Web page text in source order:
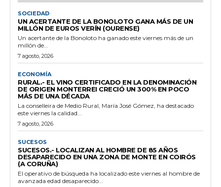
SOCIEDAD
UN ACERTANTE DE LA BONOLOTO GANA MÁS DE UN
MILLÓN DE EUROS VERÍN (OURENSE)
Un acertante de la Bonoloto ha ganado este viernes más de un
millón de...
7 agosto, 2026
ECONOMÍA
RURAL.- EL VINO CERTIFICADO EN LA DENOMINACIÓN
DE ORIGEN MONTERREI CRECIÓ UN 300% EN POCO
MÁS DE UNA DÉCADA
La conselleira de Medio Rural, María José Gómez, ha destacado
este viernes la calidad...
7 agosto, 2026
SUCESOS
SUCESOS.- LOCALIZAN AL HOMBRE DE 85 AÑOS
DESAPARECIDO EN UNA ZONA DE MONTE EN COIRÓS
(A CORUÑA)
El operativo de búsqueda ha localizado este viernes al hombre de
avanzada edad desaparecido...